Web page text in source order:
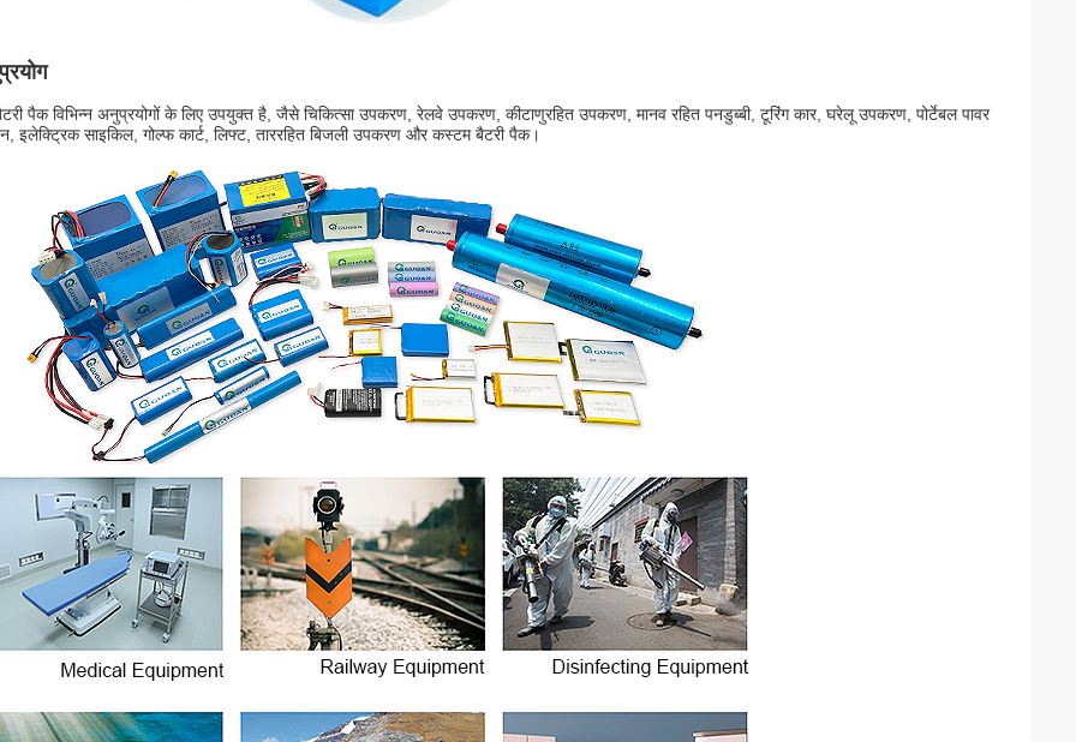
पैक विभिन्न अनुप्रयोगों के लिए उपयुक्त है, जैसे चिकित्सा उपकरण, रेलवे उपकरण, कीटाणुरहित उपकरण, मानव रहित पनडुब्बी, टूरिंग कार, घरेलू उपकरण, पोर्टेबल पावर
इलेक्ट्रिक साइकिल, गोल्फ कार्ट, लिफ्ट, ताररहित बिजली उपकरण और कस्टम बैटरी पैक।